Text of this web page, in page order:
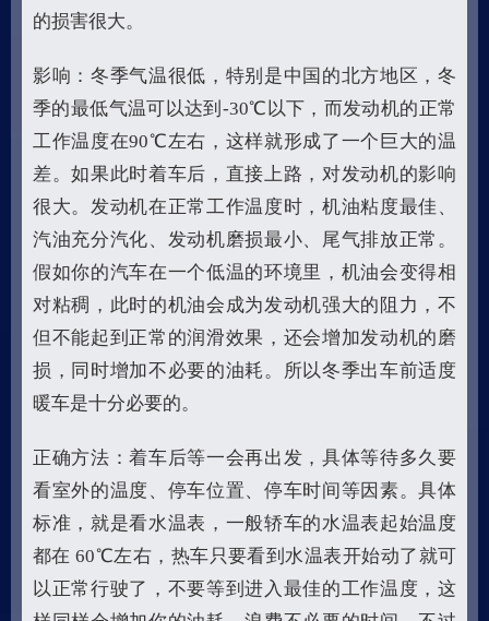
的损害很大。
影响：冬季气温很低，特别是中国的北方地区，冬
季的最低气温可以达到-30℃以下，而发动机的正常
工作温度在90℃左右，这样就形成了一个巨大的温
差。如果此时着车后，直接上路，对发动机的影响
很大。发动机在正常工作温度时，机油粘度最佳、
汽油充分汽化、发动机磨损最小、尾气排放正常。
假如你的汽车在一个低温的环境里，机油会变得相
对粘稠，此时的机油会成为发动机强大的阻力，不
但不能起到正常的润滑效果，还会增加发动机的磨
损，同时增加不必要的油耗。所以冬季出车前适度
暖车是十分必要的。
正确方法：着车后等一会再出发，具体等待多久要
看室外的温度、停车位置、停车时间等因素。具体
标准，就是看水温表，一般轿车的水温表起始温度
都在 60℃左右，热车只要看到水温表开始动了就可
以正常行驶了，不要等到进入最佳的工作温度，这